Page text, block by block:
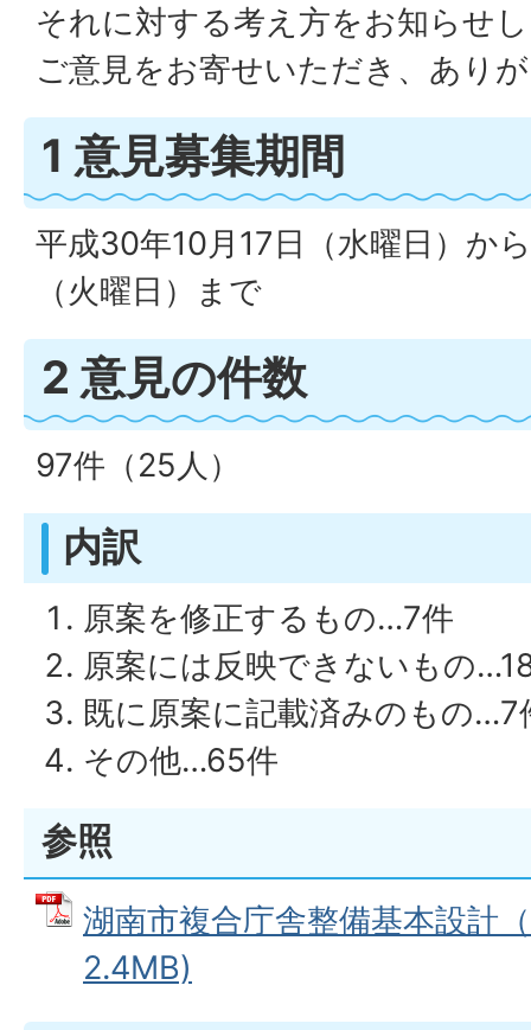
それに対する考え方をお知らせ
ご意見をお寄せいただき、あり
1 意見募集期間
平成30年10月17日（水曜日）か
（火曜日）まで
2 意見の件数
97件（25人）
内訳
原案を修正するもの…7件
原案には反映できないもの
既に原案に記載済みのもの…7
その他…65件
参照
湖南市複合庁舎整備基本設計
2.4MB)